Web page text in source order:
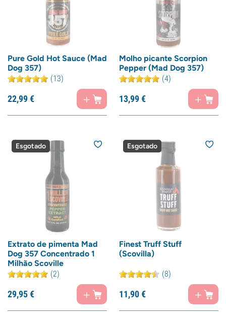
Pure Gold Hot Sauce (Mad
Dog 357)
(13)
22,99€
Molho picante Scorpion
Pepper (Mad Dog 357)
(4)
13,99€
Esgotado
Extrato de pimenta Mad
Dog 357 Concentrado 1
Milhão Scoville
(2)
29,95€
Esgotado
Finest Truff Stuff
(Scovilla)
(8)
11,90€